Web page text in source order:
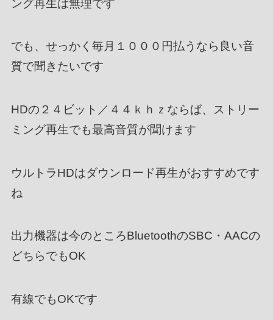
ング再生は無理です
でも、せっかく毎月１０００円払うなら良い音
質で聞きたいです
HDの２４ビット／４４ｋｈｚならば、ストリー
ミング再生でも最高音質が聞けます
ウルトラHDはダウンロード再生がおすすめです
ね
出力機器は今のところBluetoothのSBC・AACの
どちらでもOK
有線でもOKです